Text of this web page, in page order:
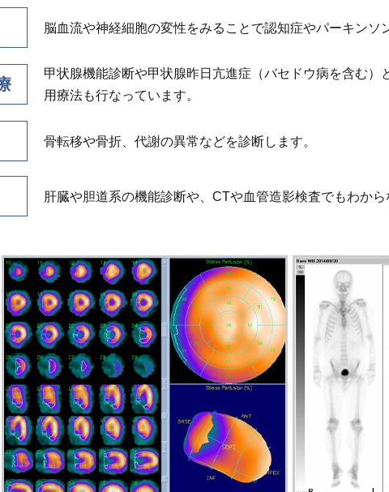
脳血流や神経細胞の変性をみることで認知症やパーキンソ
甲状腺機能診断や甲状腺昨日亢進症（バセドウ病を含む）
用療法も行なっています。
骨転移や骨折、代謝の異常などを診断します。
肝臓や胆道系の機能診断や、CTや血管造影検査でもわから